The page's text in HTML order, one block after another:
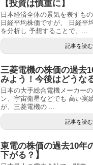
【投資は慎重に】
日本経済全体の景気を表すも
日経平均株価ですが、 日経平
を分析し 予想することで、...
記事を読む
三菱電機の株価の過去
みよう！今後はどうな
日本の大手総合電機メーカー
ン、宇宙衛星などでも 高い実
が、三菱電機の ...
記事を読む
東電の株価の過去10年
下がる？】